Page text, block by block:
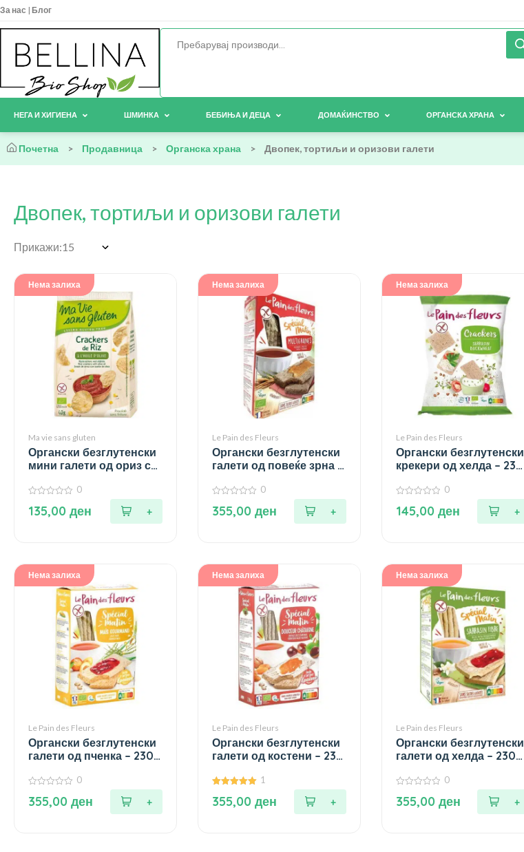
За нас | Блог
НЕГА И ХИГИЕНА ШМИНКА БЕБИЊА И ДЕЦА ДОМАЌИНСТВО ОРГАНСКА ХРАНА
Почетна > Продавница > Органска храна > Двопек, тортиљи и оризови галети
Двопек, тортиљи и оризови галети
Прикажи:
Нема залиха
Ma vie sans gluten
Органски безглутенски
мини галети од ориз со
гр.
од
0
135,00 ден
Нема залиха
Le Pain des Fleurs
Органски безглутенски
галети од повеќе зрна –
од
0
355,00 ден
Нема залиха
Le Pain des Fleurs
Органски безглутенски
крекери од хелда – 230
од
0
145,00 ден
Нема залиха
Le Pain des Fleurs
Органски безглутенски
галети од пченка – 230
од
0
355,00 ден
Нема залиха
Le Pain des Fleurs
Органски безглутенски
галети од костени – 230
од 5
1
355,00 ден
Нема залиха
Le Pain des Fleurs
Органски безглутенски
галети од хелда – 230
од
0
355,00 ден